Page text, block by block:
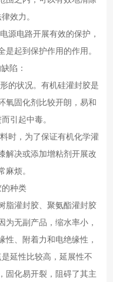
效力。
源电路开展有效的保护，
起到保护作用的作用。
陷：
的状况。有机硅灌封胶是
氧固化剂比较开朗，易和
引起中毒。
时，为了保证有机化学灌
解决或添加增粘剂开展改
麻烦。
的种类
脂灌封胶、聚氨酯灌封胶
为无副产品，缩水率小，
性、附着力和电绝缘性，
延性比较高，延展性不
固化易开裂，阻碍了其主